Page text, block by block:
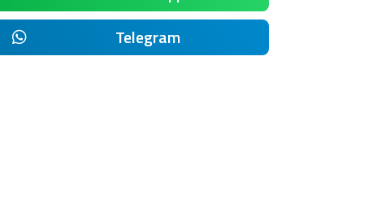
Telegram